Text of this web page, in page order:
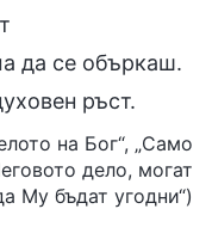
да се объркаш.
ръст.
на Бог“, „Само
дело, могат
Му бъдат угодни“)